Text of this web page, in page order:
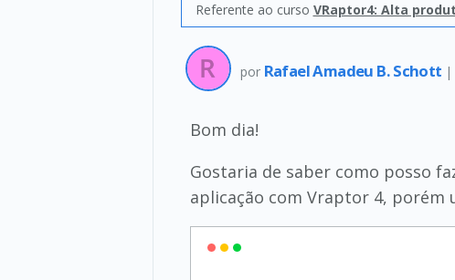
Referente ao curso VRaptor4: Alta
por Rafael Amadeu B. Schott |
Bom dia!
Gostaria de saber como posso
aplicação com Vraptor 4, porém